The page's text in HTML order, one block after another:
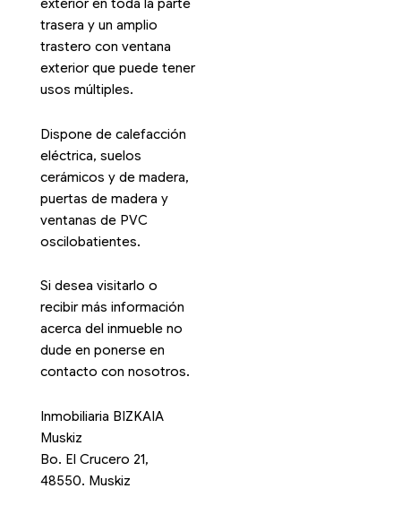
exterior en toda la parte
trasera y un amplio
trastero con ventana
exterior que puede tener
usos múltiples.
Dispone de calefacción
eléctrica, suelos
cerámicos y de madera,
puertas de madera y
ventanas de PVC
oscilobatientes.
Si desea visitarlo o
recibir más información
acerca del inmueble no
dude en ponerse en
contacto con nosotros.
Inmobiliaria BIZKAIA
Muskiz
Bo. El Crucero 21,
48550. Muskiz